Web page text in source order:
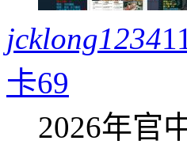
jcklong1234
卡69
2026年官